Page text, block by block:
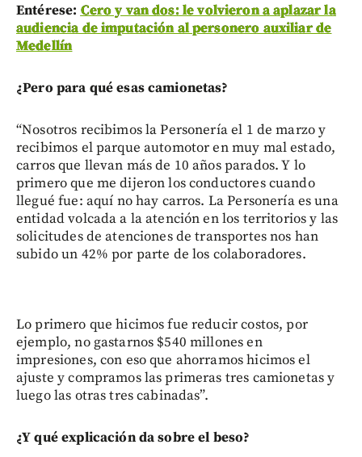
Entérese: Cero y van dos: le volvieron a aplazar la
audiencia de imputación al personero auxiliar de
Medellín
¿Pero para qué esas camionetas?
“Nosotros recibimos la Personería el 1 de marzo y
recibimos el parque automotor en muy mal estado,
carros que llevan más de 10 años parados. Y lo
primero que me dijeron los conductores cuando
llegué fue: aquí no hay carros. La Personería es una
entidad volcada a la atención en los territorios y las
solicitudes de atenciones de transportes nos han
subido un 42% por parte de los colaboradores.
Lo primero que hicimos fue reducir costos, por
ejemplo, no gastarnos $540 millones en
impresiones, con eso que ahorramos hicimos el
ajuste y compramos las primeras tres camionetas y
luego las otras tres cabinadas”.
¿Y qué explicación da sobre el beso?